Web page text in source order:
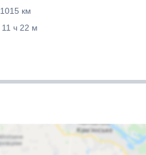
1015 км
11 ч 22 м